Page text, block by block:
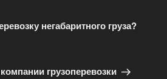
негабаритного груза?
грузоперевозки